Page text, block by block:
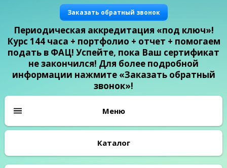
Заказать обратный звонок
Периодическая аккредитация «под ключ»!
Курс 144 часа + портфолио + отчет + помогаем
подать в ФАЦ! Успейте, пока Ваш сертификат
не закончился! Для более подробной
информации нажмите «Заказать обратный
звонок»!
Каталог